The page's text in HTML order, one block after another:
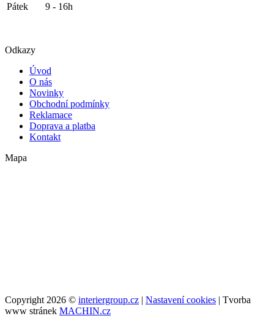
Pátek
9 - 16h
Odkazy
Úvod
O nás
Novinky
Obchodní podmínky
Reklamace
Doprava a platba
Kontakt
Mapa
Copyright 2026 © interiergroup.cz | Nastavení cookies | Tvorba
www stránek MACHIN.cz